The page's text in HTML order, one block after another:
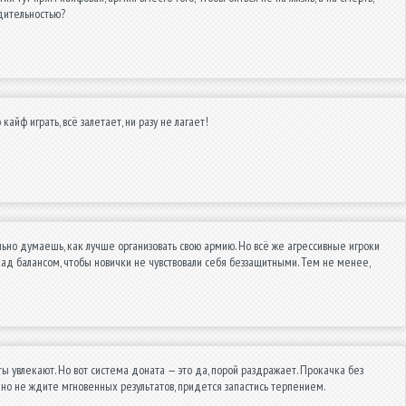
играть, всё залетает, ни разу не лагает!
думаешь, как лучше организовать свою армию. Но всё же агрессивные игроки
балансом, чтобы новички не чувствовали себя беззащитными. Тем не менее,
Но вот система доната — это да, порой раздражает. Прокачка без
не ждите мгновенных результатов, придется запастись терпением.